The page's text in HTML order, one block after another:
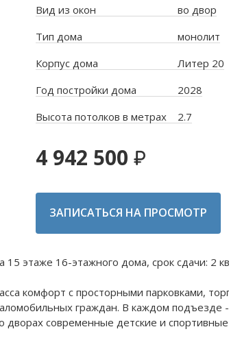
Вид из окон
во двор
Тип дома
монолит
Корпус дома
Литер 20
Год постройки дома
2028
Высота потолков в метрах
2.7
4 942 500
ЗАПИСАТЬСЯ НА ПРОСМОТР
этаже 16-этажного дома, срок сдачи: 2
комфорт с просторными парковками,
граждан. В каждом подъезде
современные детские и